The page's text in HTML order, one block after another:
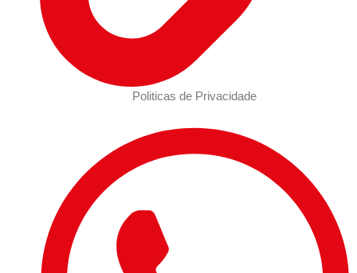
Politicas de Privacidade